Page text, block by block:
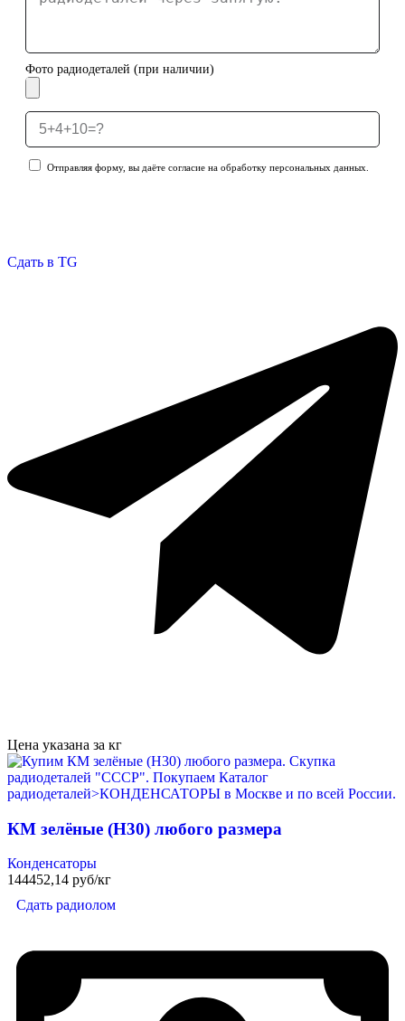
Фото радиодеталей (при наличии)
Отправляя форму, вы даёте согласие на обработку персональных данных.
Сдать в TG
Цена указана за кг
КМ зелёные (Н30) любого размера
Конденсаторы
144452,14 руб/кг
Сдать радиолом